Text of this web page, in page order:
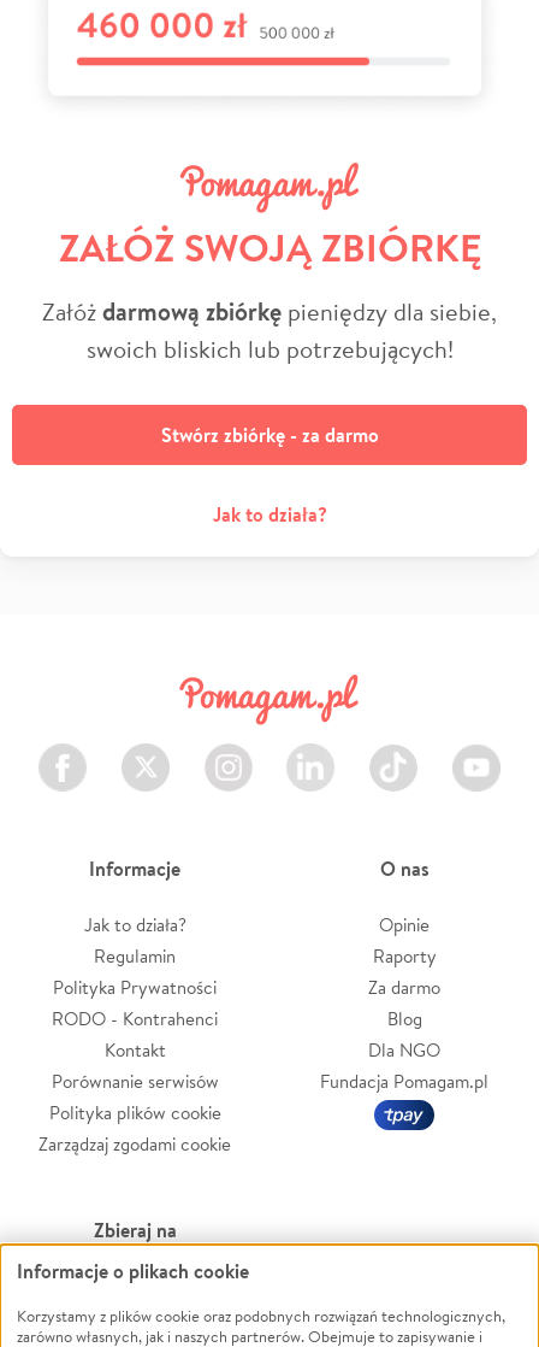
ZAŁÓŻ SWOJĄ ZBIÓRKĘ
Załóżdarmową zbiórkę pieniędzy dla siebie,
swoich bliskich lub potrzebujących!
Stwórz zbiórkę - za darmo
Jak to działa?
Facebook Twitter Instagram LinkedIn TikTok Youtube
Informacje
Jak to działa?
Regulamin
Polityka Prywatności
RODO - Kontrahenci
Kontakt
Porównanie serwisów
Polityka plików cookie
Zarządzaj zgodami cookie
O nas
Opinie
Raporty
Za darmo
Blog
Dla NGO
Fundacja Pomagam.pl
Zbieraj na
Leczenie
Zwierzęta
Powódź
Informacje o plikach cookie
Korzystamy z plików cookie oraz podobnych rozwiązań technologicznych,
zarówno własnych, jak i naszych partnerów. Obejmuje to zapisywanie i